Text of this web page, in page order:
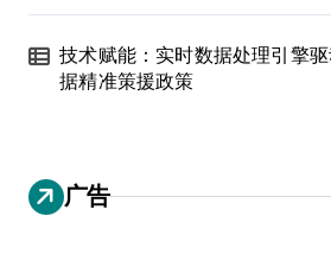
技术赋能：实时数据处理引擎
据精准策援政策
广告